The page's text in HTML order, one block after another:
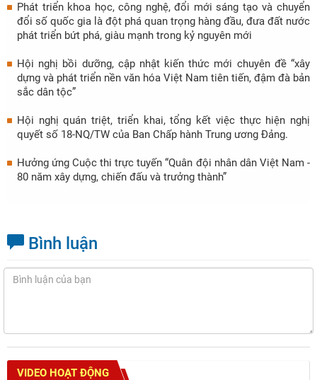
Phát triển khoa học, công nghệ, đổi mới sáng tạo và chuyển
đổi số quốc gia là đột phá quan trọng hàng đầu, đưa đất nước
phát triển bứt phá, giàu mạnh trong kỷ nguyên mới
Hội nghị bồi dưỡng, cập nhật kiến thức mới chuyên đề “xây
dựng và phát triển nền văn hóa Việt Nam tiên tiến, đậm đà bản
sắc dân tộc”
Hội nghị quán triệt, triển khai, tổng kết việc thực hiện nghị
quyết số 18-NQ/TW của Ban Chấp hành Trung ương Đảng.
Hưởng ứng Cuộc thi trực tuyến “Quân đội nhân dân Việt Nam -
80 năm xây dựng, chiến đấu và trưởng thành”
Bình luận
VIDEO HOẠT ĐỘNG